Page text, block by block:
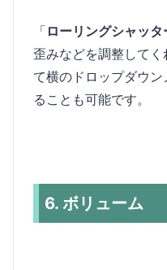
「 ローリングシャッ
歪みなどを調整して
て横のドロップダウ
ることも可能です。
6. ボリューム